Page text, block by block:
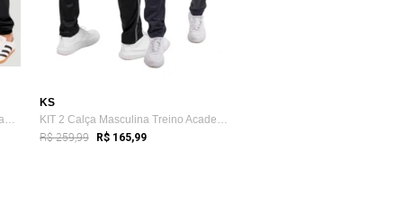
KIT 2 Calça Jogger KS Tactel Elastano Pr...
KS
KIT 2 Calça Masculina Treino Academia Te...
R$ 259,99 R$ 165,99